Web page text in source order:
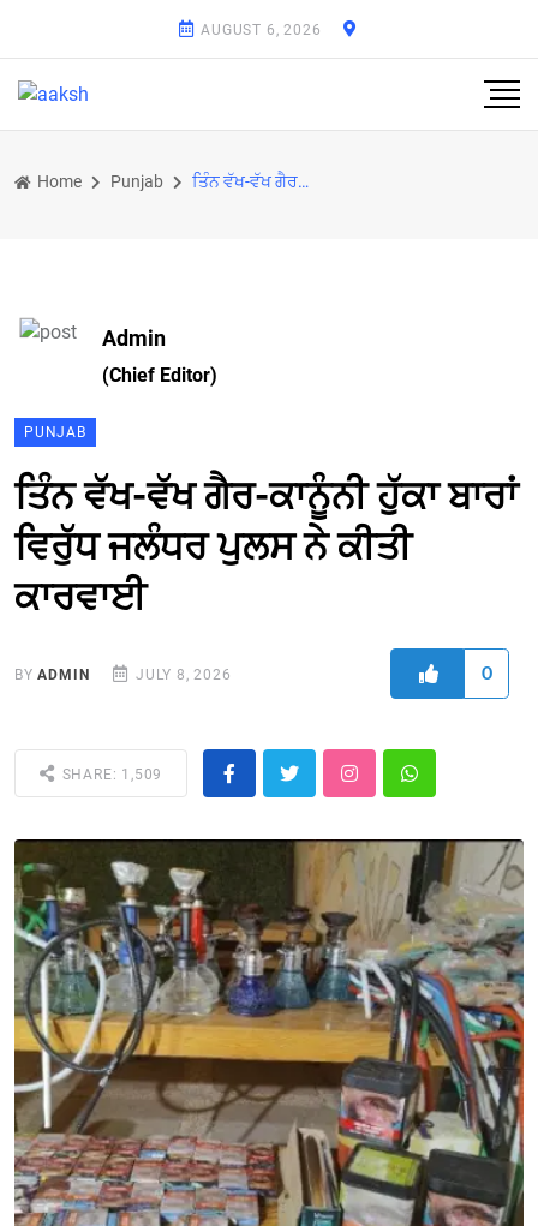
AUGUST 6, 2026
Home Punjab ਤਿੰਨ ਵੱਖ-ਵੱਖ ਗੈਰ-ਕਾਨੂੰਨੀ ਹੁੱਕਾ ਬਾਰਾਂ ਵਿਰੁੱਧ ਜਲੰਧਰ ਪੁਲਸ ਨੇ ਕੀਤੀ ਕਾਰਵਾਈ
Admin
(Chief Editor)
PUNJAB
ਤਿੰਨ ਵੱਖ-ਵੱਖ ਗੈਰ-ਕਾਨੂੰਨੀ ਹੁੱਕਾ ਬਾਰਾਂ
ਵਿਰੁੱਧ ਜਲੰਧਰ ਪੁਲਸ ਨੇ ਕੀਤੀ
ਕਾਰਵਾਈ
BYADMIN JULY 8, 2026 0
SHARE: 1,509